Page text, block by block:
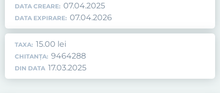
DATA CREARE: 07.04.2025
DATA EXPIRARE: 07.04.2026
TAXA: 15.00 lei
CHITANȚA: 9464288
DIN DATA 17.03.2025